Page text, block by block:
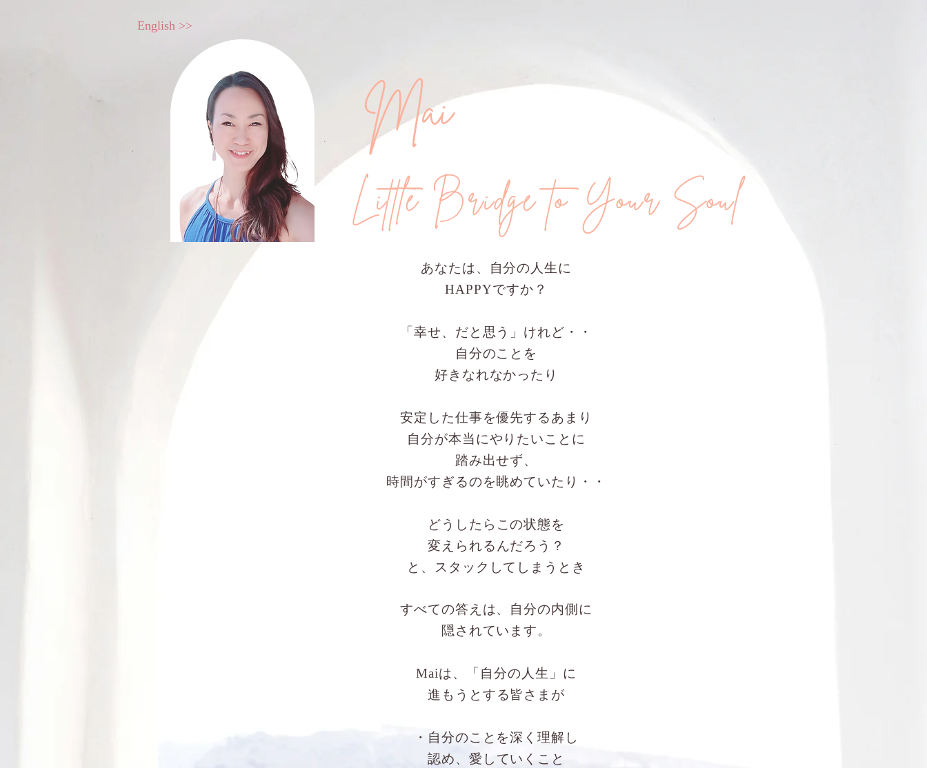
English >>
Mai
Little Bridge to Your Soul
あなたは、自分の人生に
HAPPYですか？
「幸せ、だと思う」けれど・・
自分のことを
好きなれなかったり
​安定した仕事を優先するあまり
自分が本当にやりたいことに
踏み出せず、
時間がすぎるのを眺めていたり・・
どうしたらこの状態を
​変えられるんだろう？
と、スタックしてしまうとき
すべての答えは、自分の内側に
隠されています。
Maiは、「自分の人生」に
​進もうとする皆さまが
・自分のことを深く理解し
認め、愛していくこと